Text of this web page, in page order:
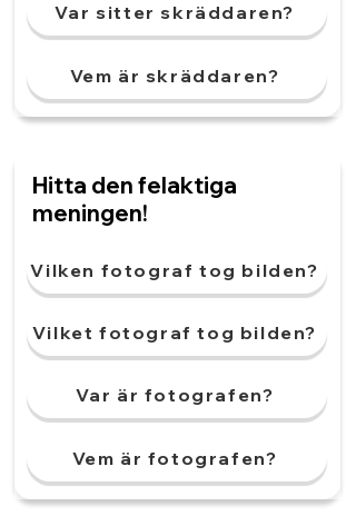
Var sitter skräddaren?
Vem är skräddaren?
Hitta den felaktiga
meningen!
Vilken fotograf tog bilden?
Vilket fotograf tog bilden?
Var är fotografen?
Vem är fotografen?